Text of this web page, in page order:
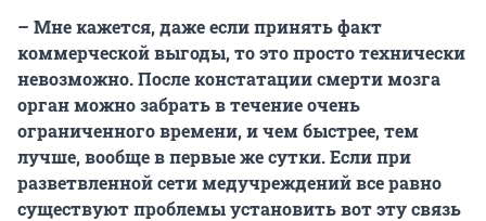
– Мне кажется, даже если принять факт
коммерческой выгоды, то это просто технически
невозможно. После констатации смерти мозга
орган можно забрать в течение очень
ограниченного времени, и чем быстрее, тем
лучше, вообще в первые же сутки. Если при
разветвленной сети медучреждений все равно
существуют проблемы установить вот эту связь